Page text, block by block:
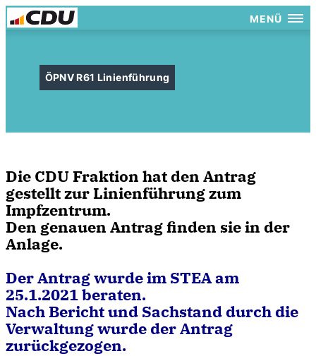
MENÜ
ÖPNV R61 Linienführung
Die CDU Fraktion hat den Antrag
gestellt zur Linienführung zum
Impfzentrum.
Den genauen Antrag finden sie in der
Anlage.
Der Antrag wurde im STEA am
25.1.2021 beraten.
Nach Bericht und Sachstand durch die
Verwaltung wurde der Antrag
zurückgezogen.